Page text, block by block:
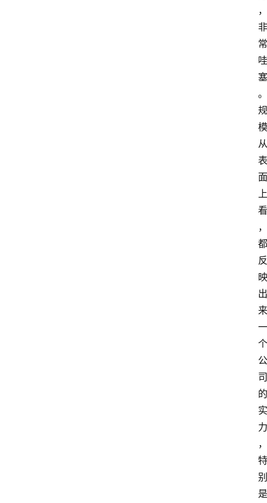
，
非
常
哇
塞
。
规
模
从
表
面
上
看
，
都
反
映
出
来
一
个
公
司
的
实
力
，
特
别
是